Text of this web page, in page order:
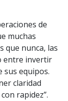
de
muchas
que nunca, las
entre invertir
sus equipos.
claridad
rapidez”.